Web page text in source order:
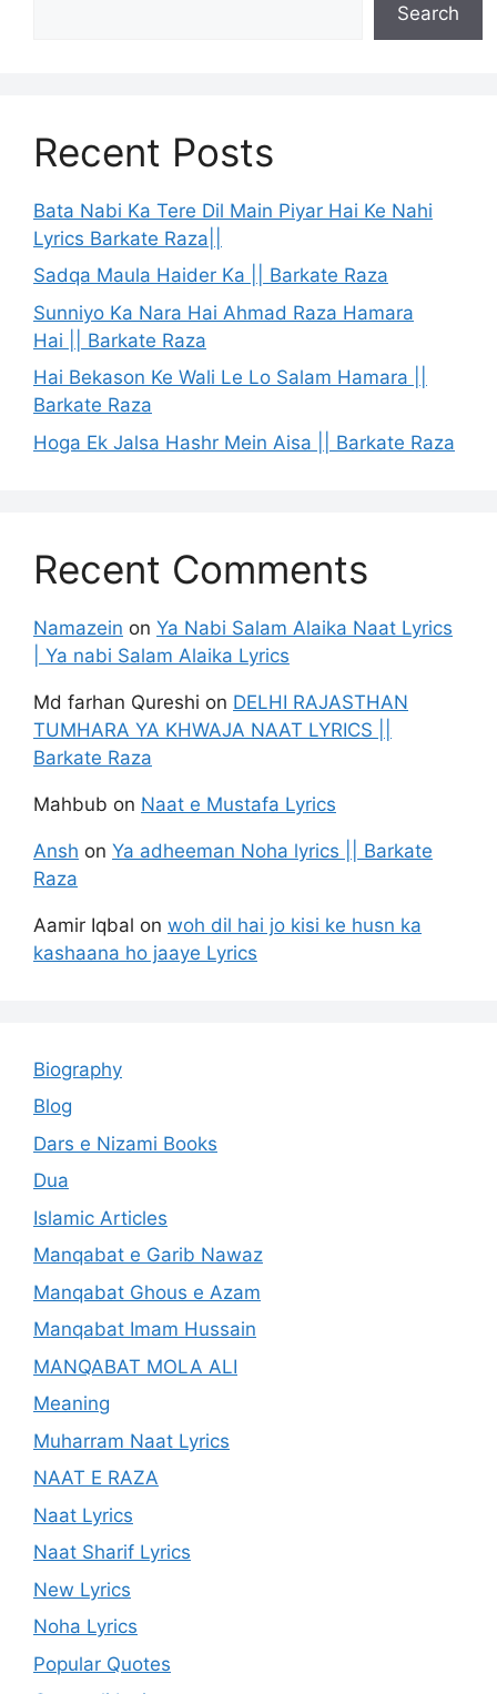
Search
Recent Posts
Bata Nabi Ka Tere Dil Main Piyar Hai Ke Nahi
Lyrics Barkate Raza||
Sadqa Maula Haider Ka || Barkate Raza
Sunniyo Ka Nara Hai Ahmad Raza Hamara
Hai || Barkate Raza
Hai Bekason Ke Wali Le Lo Salam Hamara ||
Barkate Raza
Hoga Ek Jalsa Hashr Mein Aisa || Barkate Raza
Recent Comments
Namazein on Ya Nabi Salam Alaika Naat Lyrics
| Ya nabi Salam Alaika Lyrics
Md farhan Qureshi on DELHI RAJASTHAN
TUMHARA YA KHWAJA NAAT LYRICS ||
Barkate Raza
Mahbub on Naat e Mustafa Lyrics
Ansh on Ya adheeman Noha lyrics || Barkate
Raza
Aamir Iqbal on woh dil hai jo kisi ke husn ka
kashaana ho jaaye Lyrics
Biography
Blog
Dars e Nizami Books
Dua
Islamic Articles
Manqabat e Garib Nawaz
Manqabat Ghous e Azam
Manqabat Imam Hussain
MANQABAT MOLA ALI
Meaning
Muharram Naat Lyrics
NAAT E RAZA
Naat Lyrics
Naat Sharif Lyrics
New Lyrics
Noha Lyrics
Popular Quotes